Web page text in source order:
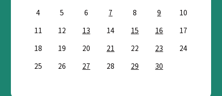
4
5 6 7 8 9
10
11
12 13 14 15 16
17
18
19 20 21 22 23
24
25
26 27 28 29 30